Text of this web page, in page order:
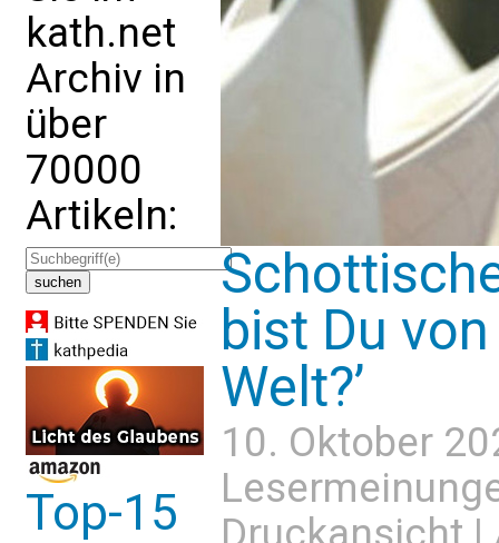
kath.net
Archiv in
über
70000
Artikeln:
Top-15
bist Du
Welt?’
10. Oktober